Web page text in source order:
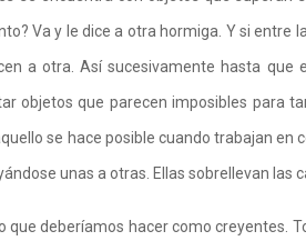
Va y le dice a otra hormiga. Y si entre
a otra. Así sucesivamente hasta que
objetos que parecen imposibles para
se hace posible cuando trabajan en
unas a otras. Ellas sobrellevan las
que deberíamos hacer como creyentes.